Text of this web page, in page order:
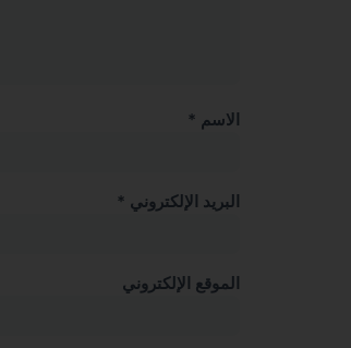
الاسم *
البريد الإلكتروني *
الموقع الإلكتروني